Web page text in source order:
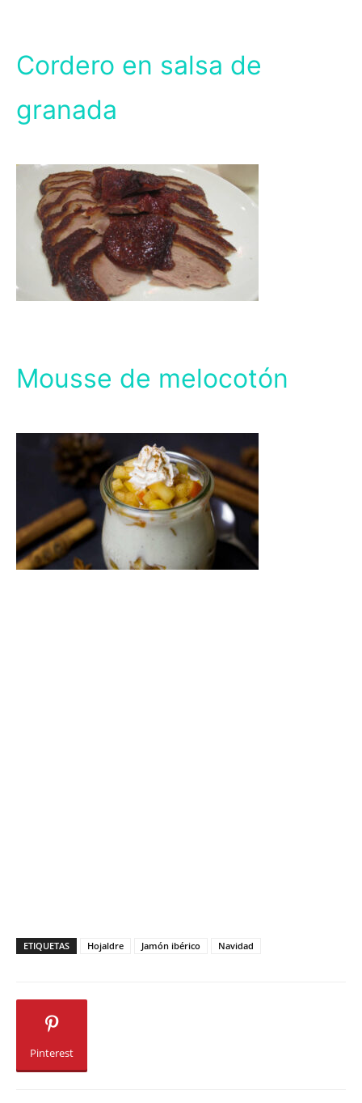
Cordero en salsa de
granada
Mousse de melocotón
ETIQUETAS Hojaldre Jamón ibérico Navidad
Pinterest